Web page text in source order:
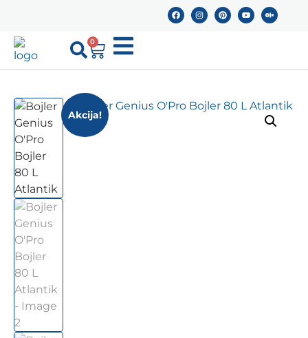
0
Akcija!